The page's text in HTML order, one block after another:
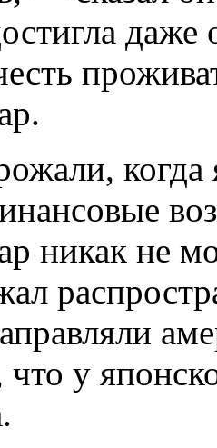
когда
никак не
что у